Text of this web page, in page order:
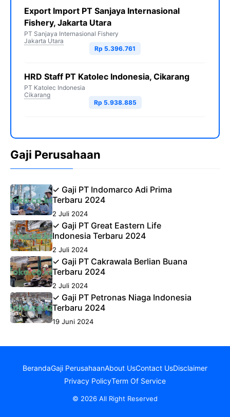
Export Import PT Sanjaya Internasional
Fishery, Jakarta Utara
PT Sanjaya Internasional Fishery
Jakarta Utara
Rp 5.396.761
HRD Staff PT Katolec Indonesia, Cikarang
PT Katolec Indonesia
Cikarang
Rp 5.938.885
Gaji Perusahaan
✓ Gaji PT Indomarco Adi Prima
Terbaru 2024
2 Juli 2024
✓ Gaji PT Great Eastern Life
Indonesia Terbaru 2024
2 Juli 2024
✓ Gaji PT Cakrawala Berlian Buana
Terbaru 2024
2 Juli 2024
✓ Gaji PT Petronas Niaga Indonesia
Terbaru 2024
19 Juni 2024
BerandaGaji PerusahaanAbout UsContact UsDisclaimer
Privacy PolicyTerm Of Service
© 2026 All Right Reserved